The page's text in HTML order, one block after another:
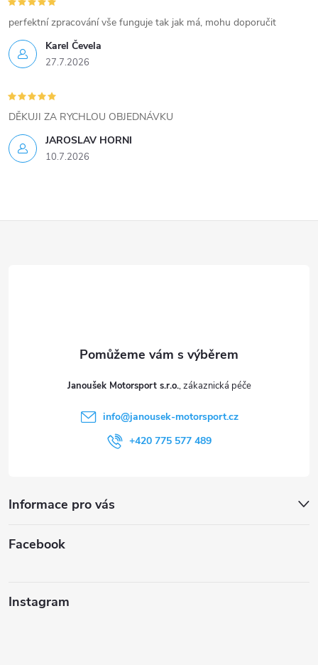
v
ý
p
i
s
u
Karel Čevela
27.7.2026
perfektní zpracování vše funguje tak jak má, mohu doporučit
JAROSLAV HORNI
10.7.2026
DĚKUJI ZA RYCHLOU OBJEDNÁVKU
Janoušek Motorsport s.r.o.
info@janousek-motorsport.cz
+420 775 577 489
Informace pro vás
Facebook
Instagram